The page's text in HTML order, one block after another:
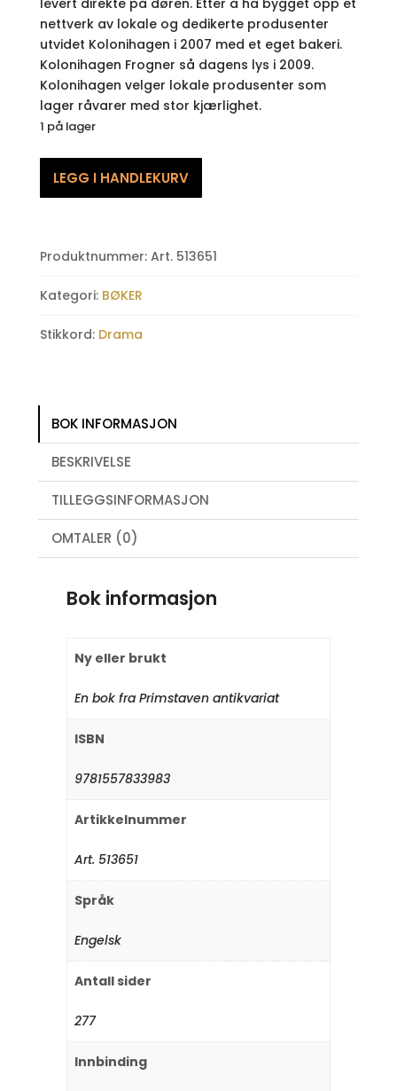
levert direkte på døren. Etter å ha bygget opp et
nettverk av lokale og dedikerte produsenter
utvidet Kolonihagen i 2007 med et eget bakeri.
Kolonihagen Frogner så dagens lys i 2009.
Kolonihagen velger lokale produsenter som
lager råvarer med stor kjærlighet.
1 på lager
Sills'
-
Shows
LEGG I HANDLEKURV
Produktnummer: Art. 513651
Kategori: BØKER
Stikkord: Drama
BOK INFORMASJON
BESKRIVELSE
TILLEGGSINFORMASJON
OMTALER (0)
Bok informasjon
Ny eller brukt
En bok fra Primstaven antikvariat
ISBN
9781557833983
Artikkelnummer
Art. 513651
Språk
Engelsk
Antall sider
277
Innbinding